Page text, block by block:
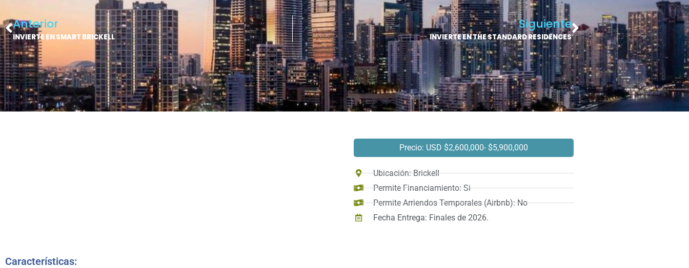
Anterior
INVIERTE EN SMART BRICKELL
Siguiente
INVIERTE EN THE STANDARD RESIDENCES
Precio: USD $2,600,000- $5,900,000
Ubicación: Brickell
Permite Financiamiento: Si
Permite Arriendos Temporales (Airbnb): No
Fecha Entrega: Finales de 2026.
Características: